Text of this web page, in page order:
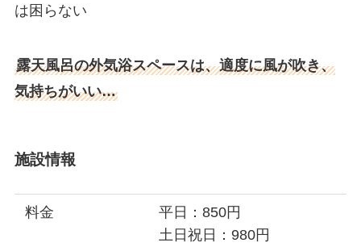
は困らない
露天風呂の外気浴スペースは、適度に風が吹き、
気持ちがいい…
施設情報
料金
平日：850円
土日祝日：980円